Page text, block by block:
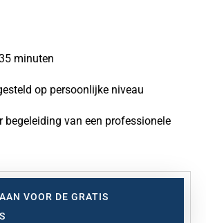
minuten
op persoonlijke niveau
begeleiding van een professionele
VOOR DE GRATIS